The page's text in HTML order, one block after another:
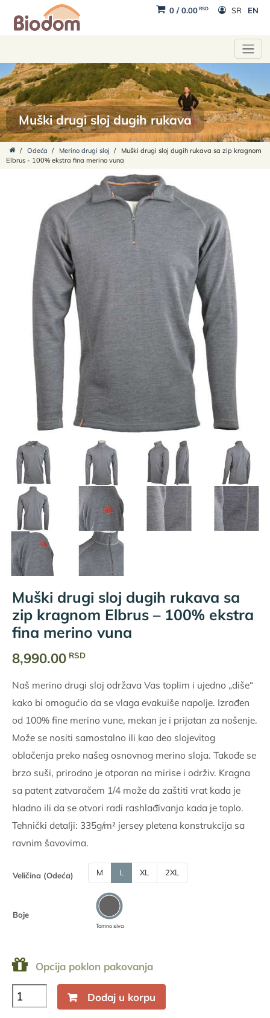
0/0.00 RSD SR EN
Muški drugi sloj dugih rukava
/ Odeća / Merino drugi sloj /
Muški drugi sloj dugih rukava sa zip kragnom
Elbrus - 100% ekstra fina merino vuna
Muški drugi sloj dugih rukava sa
zip kragnom Elbrus – 100% ekstra
fina merino vuna
8,990.00RSD
Naš merino drugi sloj održava Vas toplim i ujedno „diše“
kako bi omogućio da se vlaga evakuiše napolje. Izrađen
od 100% fine merino vune, mekan je i prijatan za nošenje.
Može se nositi samostalno ili kao deo slojevitog
oblačenja preko našeg osnovnog merino sloja. Takođe se
brzo suši, prirodno je otporan na mirise i održiv. Kragna
sa patent zatvaračem 1/4 može da zaštiti vrat kada je
hladno ili da se otvori radi rashlađivanja kada je toplo.
Tehnički detalji: 335g/m² jersey pletena konstrukcija sa
ravnim šavovima.
Veličina (Odeća) M L XL 2XL
Boje
Tamno siva
Opcija poklon pakovanja
Muški
drugi
Dodaj u korpu